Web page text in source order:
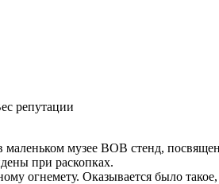
репутации
музее ВОВ стенд,
при раскопках.
огнемету. Оказывается было